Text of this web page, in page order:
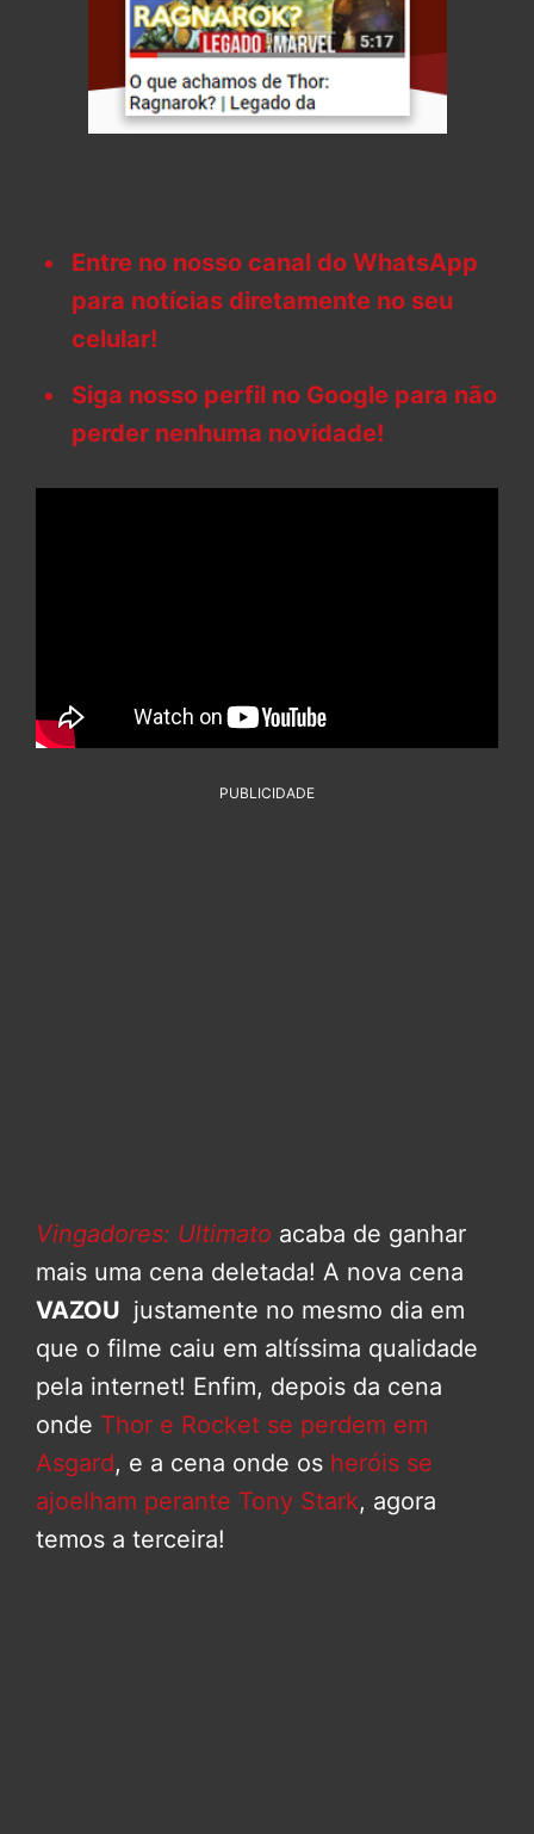
Entre no nosso canal do WhatsApp
para notícias diretamente no seu
celular!
Siga nosso perfil no Google para não
perder nenhuma novidade!
PUBLICIDADE
Vingadores: Ultimato acaba de ganhar
mais uma cena deletada! A nova cena
VAZOU justamente no mesmo dia em
que o filme caiu em altíssima qualidade
pela internet! Enfim, depois da cena
onde Thor e Rocket se perdem em
Asgard, e a cena onde os heróis se
ajoelham perante Tony Stark, agora
temos a terceira!